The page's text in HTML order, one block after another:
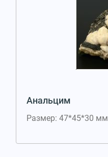
Анальцим
Размер: 47*45*30 мм